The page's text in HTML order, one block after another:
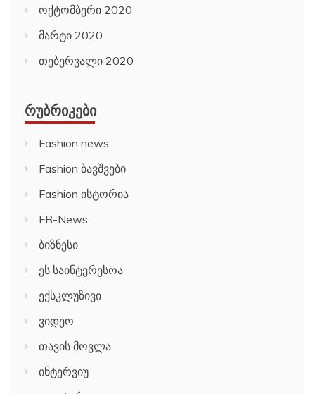
ოქტომბერი 2020
მარტი 2020
თებერვალი 2020
ᲠᲣᲑᲠᲘᲙᲔᲑᲘ
Fashion news
Fashion ბავშვები
Fashion ისტორია
FB-News
ბიზნესი
ეს საინტერესოა
ექსკლუზივი
ვიდეო
თავის მოვლა
ინტერვიუ